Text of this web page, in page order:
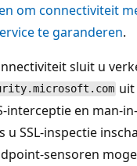
om connectiviteit
te garanderen.
sluit u
uit
interceptie en man-
u SSL-inspectie
sensoren